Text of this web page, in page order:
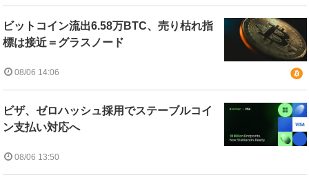
ビットコイン流出6.58万BTC、売り枯れ指
標は接近＝グラスノード
08/06 14:06
ビザ、ゼロハッシュ採用でステーブルコイ
ン支払い対応へ
08/06 13:50